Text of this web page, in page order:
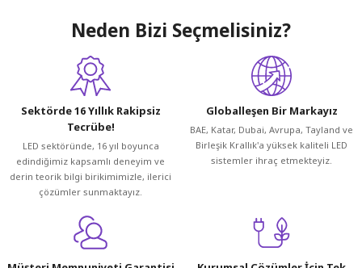
Neden Bizi Seçmelisiniz?
Sektörde 16 Yıllık Rakipsiz
Tecrübe!
LED sektöründe, 16 yıl boyunca
edindiğimiz kapsamlı deneyim ve
derin teorik bilgi birikimimizle, ilerici
çözümler sunmaktayız.
Globalleşen Bir Markayız
BAE, Katar, Dubai, Avrupa, Tayland ve
Birleşik Krallık'a yüksek kaliteli LED
sistemler ihraç etmekteyiz.